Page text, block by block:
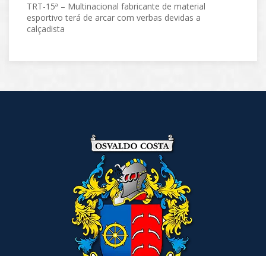
TRT-15ª – Multinacional fabricante de material
esportivo terá de arcar com verbas devidas a
calçadista